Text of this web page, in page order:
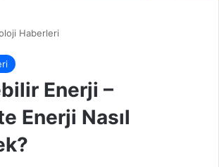
Haberleri
Enerji –
Enerji Nasıl